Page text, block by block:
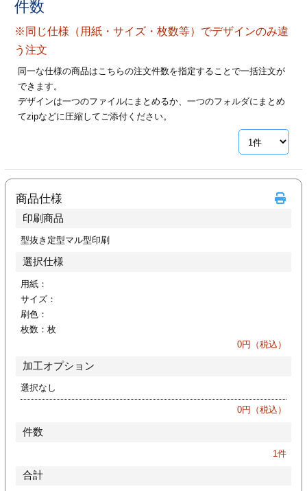
ファイル印刷
ァイル印刷
印刷
印刷
リーブ印刷
加工
ムカード印刷
刷
カード印刷
フォルダー
ァイル印刷
リーブ
件数
※同じ仕様（用紙・サイズ・枚数等）でデザインのみ違
う注文
同一な仕様の商品はこちらの注文件数を指定することで一括注文が
できます。
デザインは一つのファイルにまとめるか、一つのフォルダにまとめ
てzipなどに圧縮してご添付ください。
商品仕様
印刷商品
型抜き定型マル型印刷
選択仕様
用紙：
サイズ：
刷色：
枚数： 枚
0円（税込）
加工オプション
選択なし
0円（税込）
件数
1件
合計